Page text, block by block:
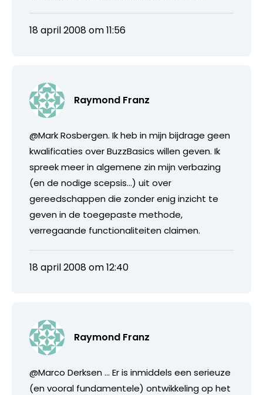
18 april 2008 om 11:56
Raymond Franz
@Mark Rosbergen. Ik heb in mijn bijdrage geen
kwalificaties over BuzzBasics willen geven. Ik
spreek meer in algemene zin mijn verbazing
(en de nodige scepsis…) uit over
gereedschappen die zonder enig inzicht te
geven in de toegepaste methode,
verregaande functionaliteiten claimen.
18 april 2008 om 12:40
Raymond Franz
@Marco Derksen … Er is inmiddels een serieuze
(en vooral fundamentele) ontwikkeling op het